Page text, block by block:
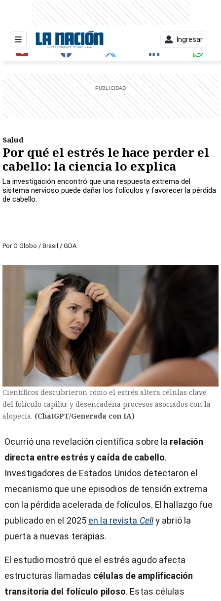
Ingresar
Salud
Por qué el estrés le hace perder el
cabello: la ciencia lo explica
La investigación encontró que una respuesta extrema del
sistema nervioso puede dañar los folículos y favorecer la pérdida
de cabello.
Por O Globo / Brasil / GDA
Científicos descubrieron cómo el estrés altera células clave
del folículo capilar y desencadena procesos asociados con la
alopecia. (ChatGPT/Generada con IA)
Ocurrió una revelación científica sobre la relación
directa entre estrés y caída de cabello.
Investigadores de Estados Unidos detectaron el
mecanismo que une episodios de tensión extrema
con la pérdida acelerada de folículos. El hallazgo fue
publicado en el 2025 en la revista Celly abrió la
puerta a nuevas terapias.
El estudio mostró que el estrés agudo afecta
estructuras llamadas células de amplificación
transitoria del folículo piloso. Estas células